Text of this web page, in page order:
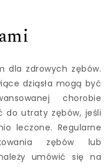
dla zdrowych zębów.
dziąsła mogą być
chorobie
do utraty zębów, jeśli
leczone. Regularne
zębów lub
umówić się na